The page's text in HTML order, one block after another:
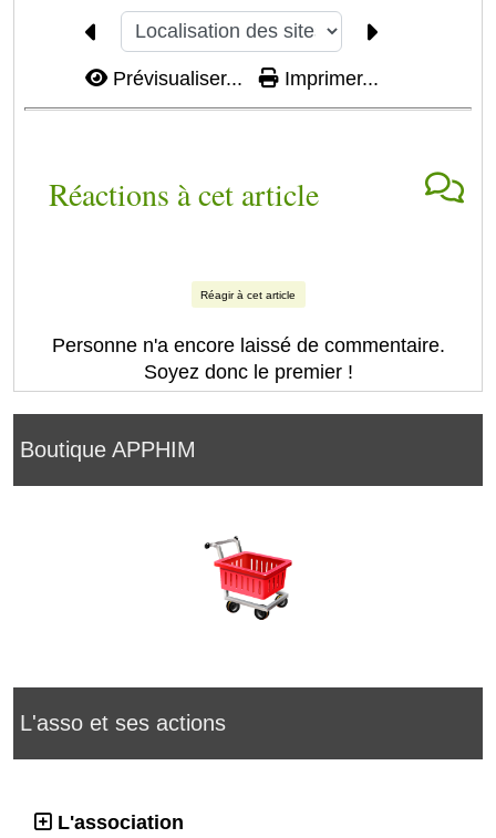
Boutique APPHIM
L'asso et ses actions
L'association
Prévisualiser... Imprimer...
Réactions à cet article
Réagir à cet article
Personne n'a encore laissé de commentaire.
Soyez donc le premier !